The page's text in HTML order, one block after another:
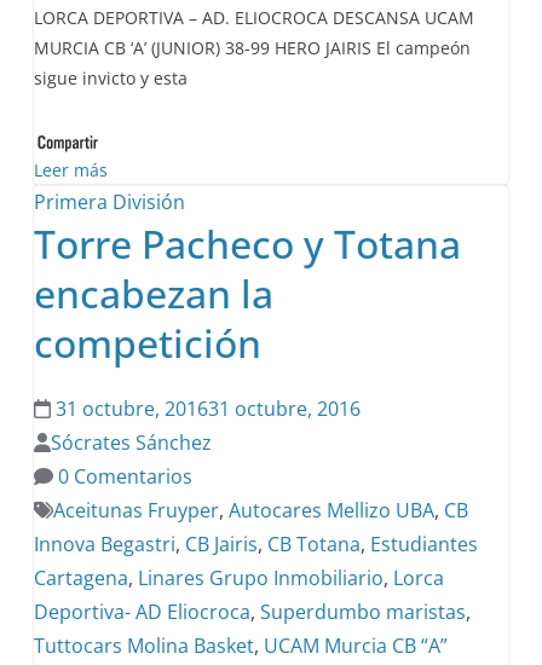
LORCA DEPORTIVA – AD. ELIOCROCA DESCANSA UCAM
MURCIA CB ‘A’ (JUNIOR) 38-99 HERO JAIRIS El campeón
sigue invicto y esta
Leer más
Primera División
Torre Pacheco y Totana
encabezan la
competición
31 octubre, 201631 octubre, 2016
Sócrates Sánchez
0 Comentarios
Aceitunas Fruyper,Autocares Mellizo UBA, CB
Innova Begastri, CB Jairis, CB Totana, Estudiantes
Cartagena, Linares Grupo Inmobiliario, Lorca
Deportiva- AD Eliocroca,Superdumbo maristas,
Tuttocars Molina Basket, UCAM Murcia CB “A”